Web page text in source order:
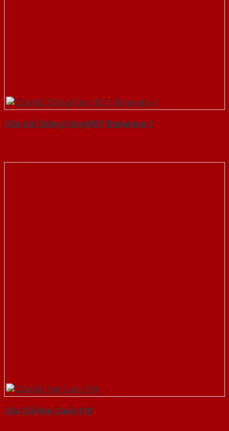
Cửa Gỗ Chống Cháy MDF Melamine 1
Cửa Gỗ Hàn Quốc 018